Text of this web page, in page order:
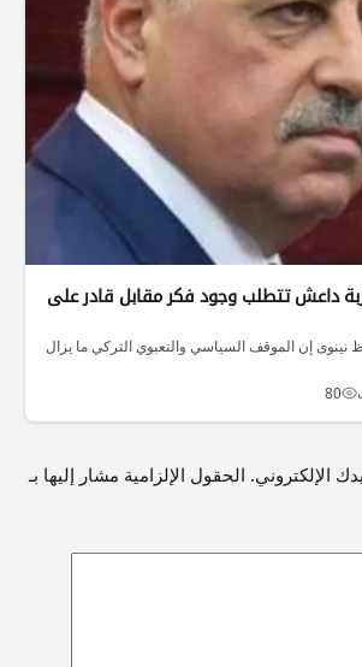
داعش تتطلب وجود فكر مقابل قادر على
نينوى إن الموقف السياسي والتعبوي التركي ما يزال
80
الإلكتروني. الحقول الإلزامية مشار إليها بـ